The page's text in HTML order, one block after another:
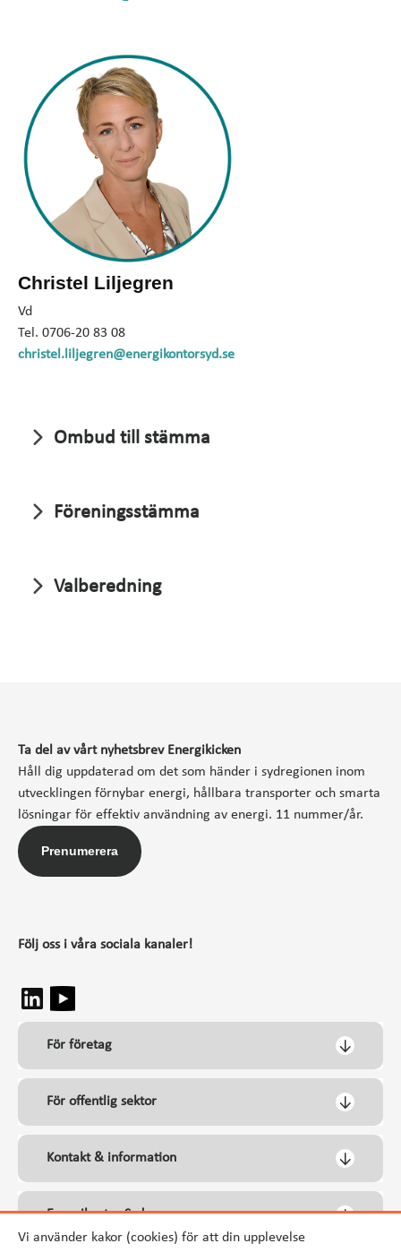
Vi använder kakor (cookies) för att din upplevelse
Christel Liljegren
Vd
Tel. 0706-20 83 08
christel.liljegren@energikontorsyd.se
Ombud till stämma
Föreningsstämma
Valberedning
Ta del av vårt nyhetsbrev Energikicken
Håll dig uppdaterad om det som händer i sydregionen inom
utvecklingen förnybar energi, hållbara transporter och smarta
lösningar för effektiv användning av energi. 11 nummer/år.
Prenumerera
Följ oss i våra sociala kanaler!
För företag
För offentlig sektor
Kontakt & information
Energikontor Syd